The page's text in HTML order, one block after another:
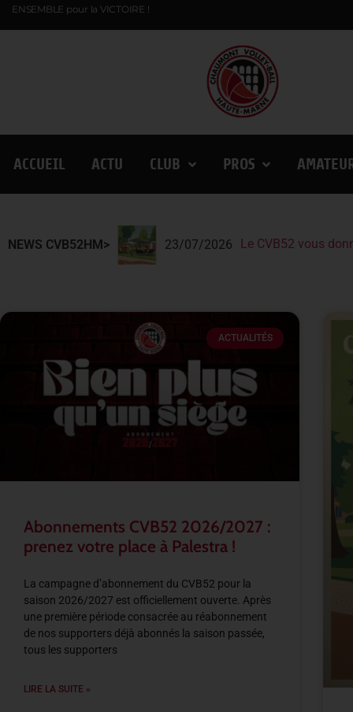
ENSEMBLE pour la VICTOIRE !
ACCUEIL ACTU CLUB PROS
NEWS CVB52HM> 23/07/2026 Le CVB52 vous
Le CVB52 présent
Lindqvist et la
ACTUALITÉS
Abonnements CVB52 2026/2027 :
prenez votre place à Palestra !
La campagne d’abonnement du CVB52 pour la
saison 2026/2027 est officiellement ouverte. Après
une première période consacrée au réabonnement
de nos supporters déjà abonnés la saison passée,
tous les supporters
LIRE LA SUITE »